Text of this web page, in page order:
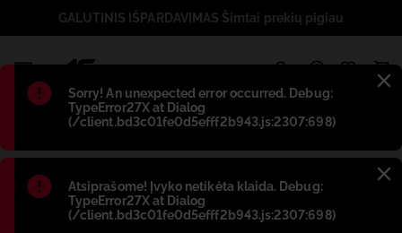
Błąd:
Sorry! An unexpected error occurred. Debug:
TypeError27X at Dialog
(/client.bd3c01fe0d5efff2b943.js:2307:698)
Błąd:
Atsiprašome! Įvyko netikėta klaida. Debug:
TypeError27X at Dialog
(/client.bd3c01fe0d5efff2b943.js:2307:698)
GALUTINIS IŠPARDAVIMAS Šimtai prekių pigiau